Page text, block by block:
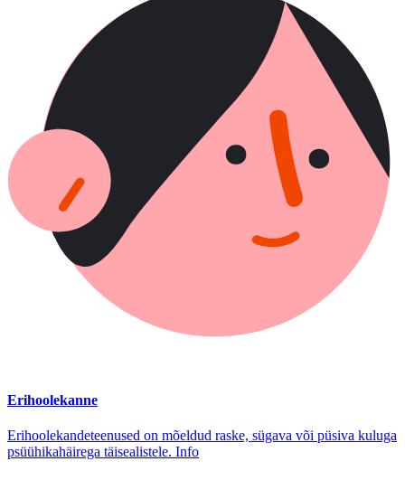
Erihoolekanne
Erihoolekandeteenused on mõeldud raske, sügava või püsiva kuluga
psüühikahäirega täisealistele. Info